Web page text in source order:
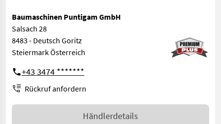
Baumaschinen Puntigam GmbH
Salsach 28
8483 - Deutsch Goritz
Steiermark Österreich
+43 3474 *******
Rückruf anfordern
Händlerdetails